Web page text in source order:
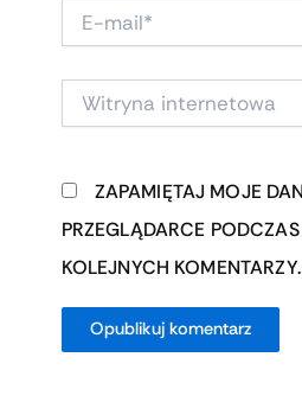
MAIL*
WITRYNA
INTERNETOWA
ZAPAMIĘTAJ MOJE
PRZEGLĄDARCE
KOLEJNYCH KOMENTARZY.